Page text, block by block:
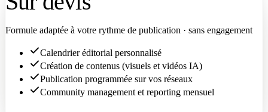
Formule adaptée à votre rythme de publication · sans engagement
Calendrier éditorial personnalisé
Création de contenus (visuels et vidéos IA)
Publication programmée sur vos réseaux
Community management et reporting mensuel